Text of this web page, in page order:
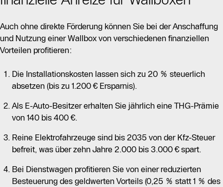
Auch ohne direkte Förderung können Sie bei der Anschaffung
und Nutzung einer Wallbox von verschiedenen finanziellen
Vorteilen profitieren:
Die Installationskosten lassen sich zu 20 % steuerlich
absetzen (bis zu 1.200 € Ersparnis).
Als E-Auto-Besitzer erhalten Sie jährlich eine THG-Prämie
von 140 bis 400 €.
Reine Elektrofahrzeuge sind bis 2035 von der Kfz-Steuer
befreit, was über zehn Jahre 2.000 bis 3.000 € spart.
Bei Dienstwagen profitieren Sie von einer reduzierten
Besteuerung des geldwerten Vorteils (0,25 % statt 1 % des